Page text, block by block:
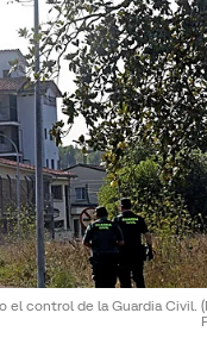
el control de la Guardia Civil.